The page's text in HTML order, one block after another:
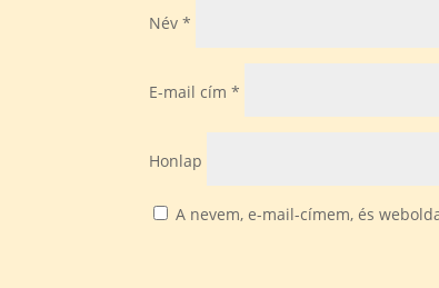
Név*
E-mail cím*
Honlap
A nevem, e-mail-címem, és